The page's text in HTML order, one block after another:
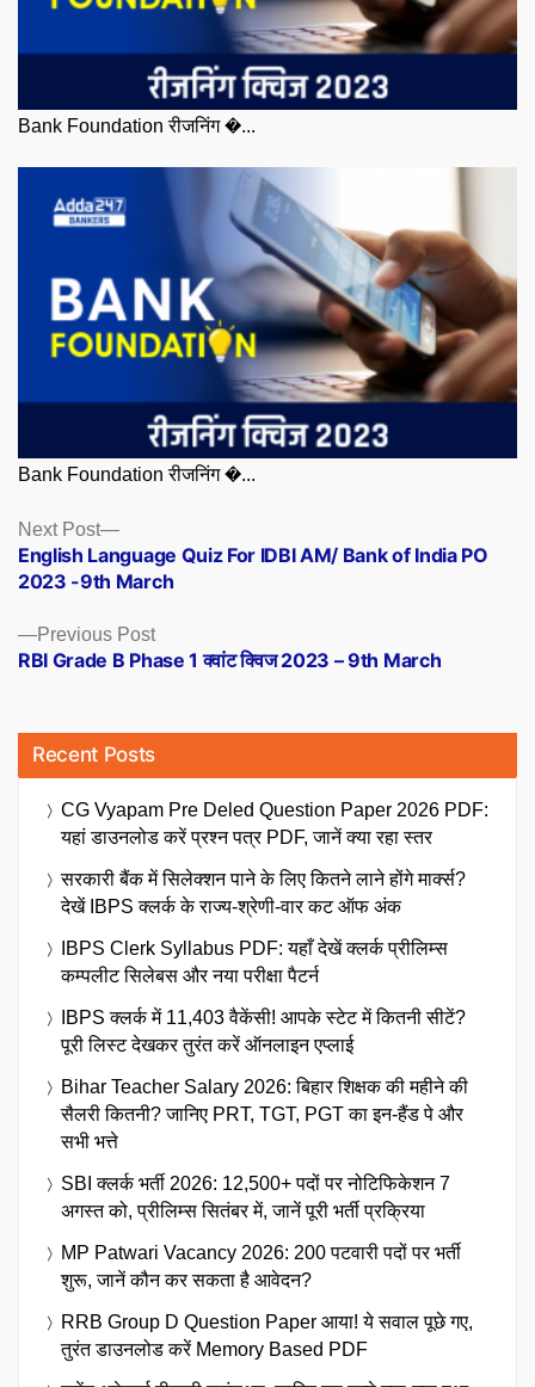
Bank Foundation रीजनिंग �...
Bank Foundation रीजनिंग �...
Posts
navigation
Previous PostPrevious
post:
RBI Grade B Phase 1 क्वांट क्विज 2023 – 9th March
Next Post
Next
post:
English Language Quiz For IDBI AM/ Bank of India PO
2023 -9th March
Recent Posts
CG Vyapam Pre Deled Question Paper 2026 PDF:
यहां डाउनलोड करें प्रश्न पत्र PDF, जानें क्या रहा स्तर
सरकारी बैंक में सिलेक्शन पाने के लिए कितने लाने होंगे मार्क्स?
देखें IBPS क्लर्क के राज्य-श्रेणी-वार कट ऑफ अंक
IBPS Clerk Syllabus PDF: यहाँ देखें क्लर्क प्रीलिम्स
कम्पलीट सिलेबस और नया परीक्षा पैटर्न
IBPS क्लर्क में 11,403 वैकेंसी! आपके स्टेट में कितनी सीटें?
पूरी लिस्ट देखकर तुरंत करें ऑनलाइन एप्लाई
Bihar Teacher Salary 2026: बिहार शिक्षक की महीने की
सैलरी कितनी? जानिए PRT, TGT, PGT का इन-हैंड पे और
सभी भत्ते
SBI क्लर्क भर्ती 2026: 12,500+ पदों पर नोटिफिकेशन 7
अगस्त को, प्रीलिम्स सितंबर में, जानें पूरी भर्ती प्रक्रिया
MP Patwari Vacancy 2026: 200 पटवारी पदों पर भर्ती
शुरू, जानें कौन कर सकता है आवेदन?
RRB Group D Question Paper आया! ये सवाल पूछे गए,
तुरंत डाउनलोड करें Memory Based PDF